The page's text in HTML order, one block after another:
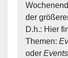
der
D.h.: Hier
Themen:
oder